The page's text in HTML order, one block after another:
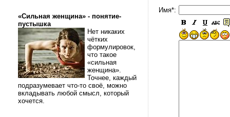
«Сильная женщина» - понятие-
пустышка
Нет никаких
чётких
формулировок,
что такое
«сильная
женщина».
Точнее, каждый
подразумевает что-то своё, можно
вкладывать любой смысл, который
хочется.
Имя*: